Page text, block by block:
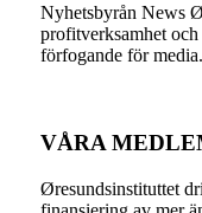
Nyhetsbyrån News
profitverksamhet
förfogande för media.
VÅRA
Øresundsinstituttet